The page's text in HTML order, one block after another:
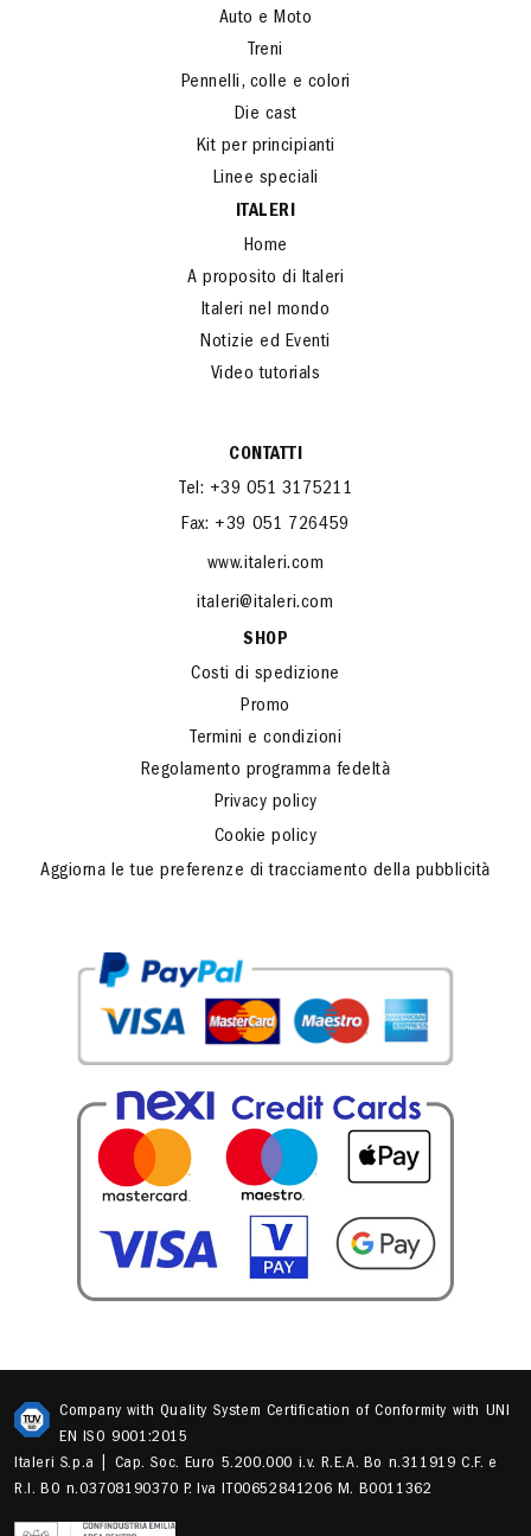
Camion
Auto e Moto
Treni
Pennelli, colle e colori
Die cast
Kit per principianti
Linee speciali
ITALERI
Home
A proposito di Italeri
Italeri nel mondo
Notizie ed Eventi
CONTATTI
Tel: +39 051 3175211
italeri@italeri.com
SHOP
Costi di spedizione
Promo
Termini e condizioni
Regolamento programma fedeltà
Privacy policy
Cookie policy
Company with Quality System Certification of Conformity with UNI
EN ISO 9001:2015
Italeri S.p.a | Cap. Soc. Euro 5.200.000 i.v. R.E.A. Bo n.311919 C.F. e